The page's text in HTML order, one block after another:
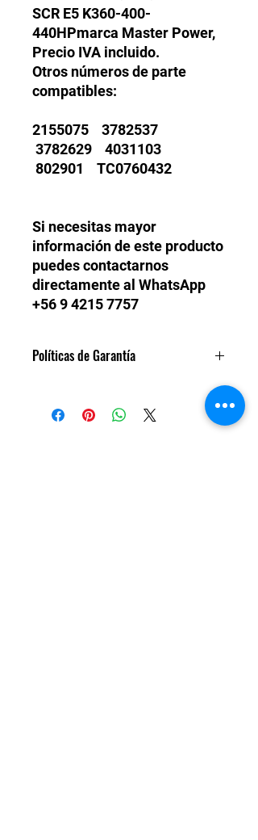
SCR E5 K360-400-
440HPmarca Master Power,
Precio IVA incluido.
Otros números de parte
compatibles:
2155075 3782537
3782629 4031103
802901 TC0760432
Si necesitas mayor
información de este producto
puedes contactarnos
directamente al WhatsApp
+56 9 4215 7757
Políticas de Garantía
garantízados un año de fábrica.
Daños de fatiga de material. En caso